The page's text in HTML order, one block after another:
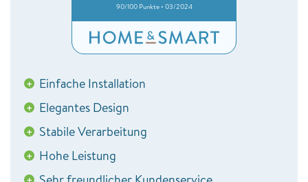
90/100 Punkte • 03/2024
+ Einfache Installation
+ Elegantes Design
+ Stabile Verarbeitung
+ Hohe Leistung